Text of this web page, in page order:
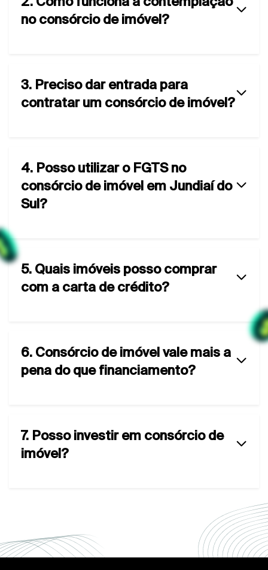
no consórcio de imóvel?
3. Preciso dar entrada para
contratar um consórcio de imóvel?
4. Posso utilizar o FGTS no
consórcio de imóvel em Jundiaí do
Sul?
5. Quais imóveis posso comprar
com a carta de crédito?
6. Consórcio de imóvel vale mais a
pena do que financiamento?
7. Posso investir em consórcio de
imóvel?